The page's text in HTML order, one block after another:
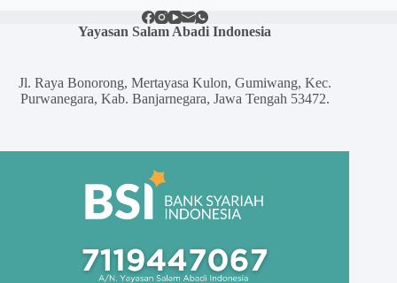
Yayasan Salam Abadi Indonesia
Jl. Raya Bonorong, Mertayasa Kulon, Gumiwang, Kec.
Purwanegara, Kab. Banjarnegara, Jawa Tengah 53472.